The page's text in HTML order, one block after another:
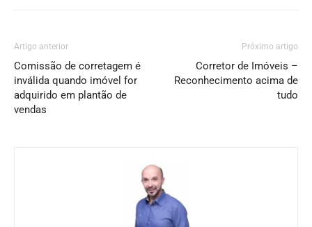
Artigo anterior
Comissão de corretagem é
inválida quando imóvel for
adquirido em plantão de
vendas
Próximo artigo
Corretor de Imóveis –
Reconhecimento acima de
tudo